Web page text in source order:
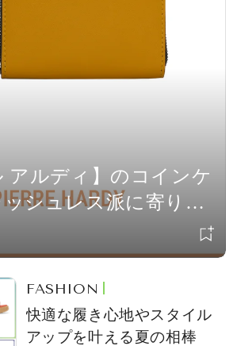
アルディ】のコインケ
シュレス派に寄り添
なデザイン
FASHION
快適な履き心地やスタイル
アップを叶える夏の相棒